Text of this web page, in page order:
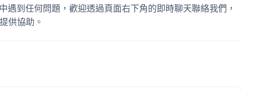
到任何問題，歡迎透過頁面右下角的即時聊天聯絡我們，
供協助。